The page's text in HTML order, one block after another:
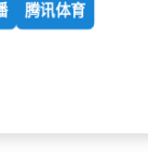
腾讯体育